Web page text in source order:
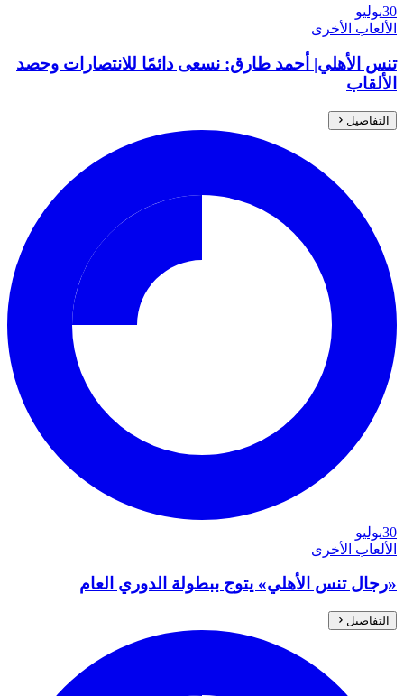
30يوليو
الألعاب الأخرى
تنس الأهلي| أحمد طارق: نسعى دائمًا للانتصارات وحصد
الألقاب
التفاصيل
30يوليو
الألعاب الأخرى
«رجال تنس الأهلي» يتوج ببطولة الدوري العام
التفاصيل